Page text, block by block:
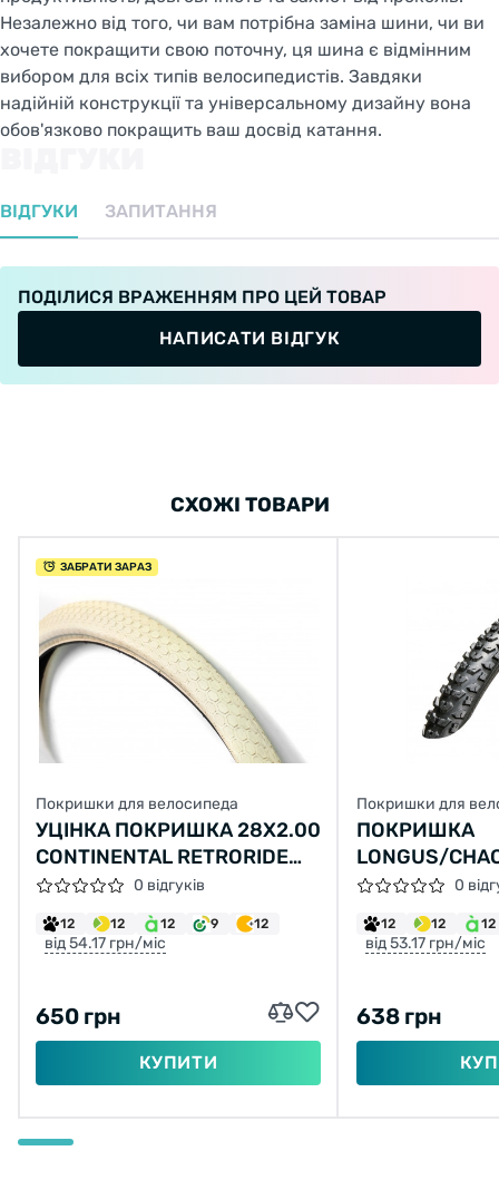
Незалежно від того, чи вам потрібна заміна шини, чи ви
хочете покращити свою поточну, ця шина є відмінним
вибором для всіх типів велосипедистів. Завдяки
надійній конструкції та універсальному дизайну вона
обов'язково покращить ваш досвід катання.
ВІДГУКИ ЗАПИТАННЯ
ПОДІЛИСЯ ВРАЖЕННЯМ ПРО ЦЕЙ ТОВАР
НАПИСАТИ ВІДГУК
СХОЖІ ТОВАРИ
ЗАБРАТИ ЗАРАЗ
Покришки для велосипеда
УЦІНКА ПОКРИШКА 28Х2.00
CONTINENTAL RETRORIDE
КРЕМОВА ЗІ ВІДБИВАЮЧОЮ
СТРІЧКОЮ
0 відгуків
12 12 12 9 12
від 54.17 грн/міс
650 грн
КУПИТИ
Покришки для
ПОКРИШКА
LONGUS/
GLADIATOR
30TPI (60-
0
12 12 12
від 53.17 грн/міс
638 грн